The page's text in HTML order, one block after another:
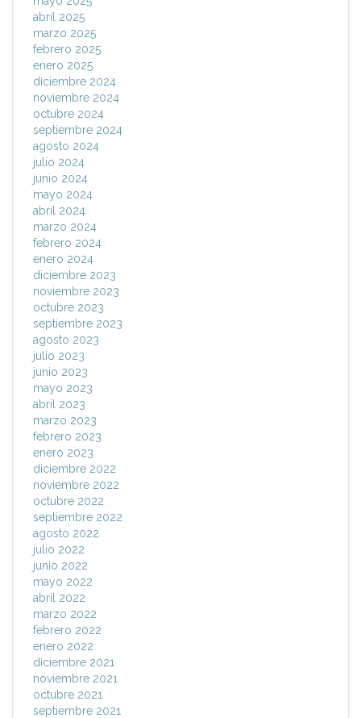
abril 2025
marzo 2025
febrero 2025
enero 2025
diciembre 2024
noviembre 2024
octubre 2024
septiembre 2024
agosto 2024
julio 2024
junio 2024
mayo 2024
abril 2024
marzo 2024
febrero 2024
enero 2024
diciembre 2023
noviembre 2023
octubre 2023
septiembre 2023
agosto 2023
julio 2023
junio 2023
mayo 2023
abril 2023
marzo 2023
febrero 2023
enero 2023
diciembre 2022
noviembre 2022
octubre 2022
septiembre 2022
agosto 2022
julio 2022
junio 2022
mayo 2022
abril 2022
marzo 2022
febrero 2022
enero 2022
diciembre 2021
noviembre 2021
octubre 2021
septiembre 2021